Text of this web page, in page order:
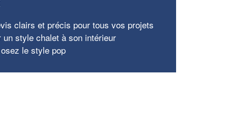
clairs et précis pour tous vos projets
un style chalet à son intérieur
le style pop